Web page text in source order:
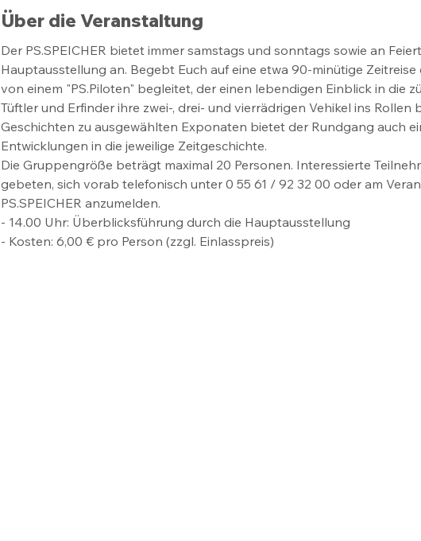
Über die Veranstaltung
Der PS.SPEICHER bietet immer samstags und sonntags sowie an
Hauptausstellung an. Begebt Euch auf eine etwa 90-minütige
von einem "PS.Piloten" begleitet, der einen lebendigen Einblick in die
Tüftler und Erfinder ihre zwei-, drei- und vierrädrigen Vehikel ins
Geschichten zu ausgewählten Exponaten bietet der Rundgang auch
Entwicklungen in die jeweilige Zeitgeschichte.
Die Gruppengröße beträgt maximal 20 Personen. Interessierte
gebeten, sich vorab telefonisch unter 0 55 61 / 92 32 00 oder am
PS.SPEICHER anzumelden.
- 14.00 Uhr: Überblicksführung durch die Hauptausstellung
- Kosten: 6,00 € pro Person (zzgl. Einlasspreis)